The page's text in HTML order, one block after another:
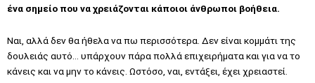
ένα σημείο που να χρειάζονται κάποιοι άνθρωποι βοήθεια.
Ναι, αλλά δεν θα ήθελα να πω περισσότερα. Δεν είναι κομμάτι της
δουλειάς αυτό… υπάρχουν πάρα πολλά επιχειρήματα και για να το
κάνεις και να μην το κάνεις. Ωστόσο, ναι, εντάξει, έχει χρειαστεί.